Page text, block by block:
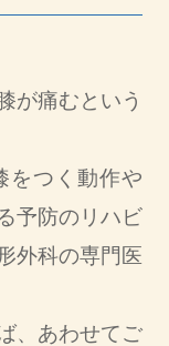
が痛むという
をつく動作や
予防のリハビ
外科の専門医
、あわせてご